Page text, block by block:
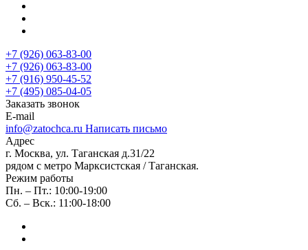
+7 (926) 063-83-00
+7 (926) 063-83-00
+7 (916) 950-45-52
+7 (495) 085-04-05
Заказать звонок
E-mail
info@zatochca.ru Написать письмо
Адрес
г. Москва, ул. Таганская д.31/22
рядом с метро Марксистская / Таганская.
Режим работы
Пн. – Пт.: 10:00-19:00
Сб. – Вск.: 11:00-18:00